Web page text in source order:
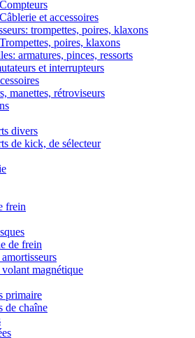
Compteurs
Câblerie et accessoires
trompettes, poires, klaxons
Trompettes, poires, klaxons
armatures, pinces, ressorts
et interrupteurs
manettes, rétroviseurs
divers
de kick, de sélecteur
frein
de frein
volant magnétique
primaire
de chaîne